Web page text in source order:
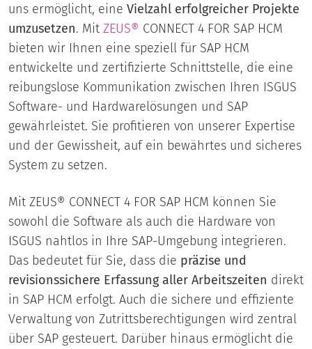
uns ermöglicht, eine Vielzahl erfolgreicher Projekte
umzusetzen. Mit ZEUS® CONNECT 4 FOR SAP HCM
bieten wir Ihnen eine speziell für SAP HCM
entwickelte und zertifizierte Schnittstelle, die eine
reibungslose Kommunikation zwischen Ihren ISGUS
Software- und Hardwarelösungen und SAP
gewährleistet. Sie profitieren von unserer Expertise
und der Gewissheit, auf ein bewährtes und sicheres
System zu setzen.
Mit ZEUS® CONNECT 4 FOR SAP HCM können Sie
sowohl die Software als auch die Hardware von
ISGUS nahtlos in Ihre SAP-Umgebung integrieren.
Das bedeutet für Sie, dass die präzise und
revisionssichere Erfassung aller Arbeitszeiten direkt
in SAP HCM erfolgt. Auch die sichere und effiziente
Verwaltung von Zutrittsberechtigungen wird zentral
über SAP gesteuert. Darüber hinaus ermöglicht die